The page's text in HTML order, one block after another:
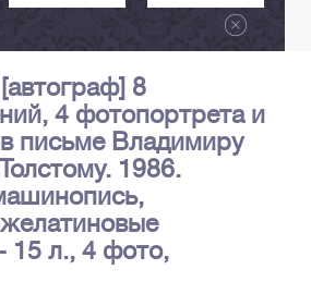
8
4 фотопортрета и
письме Владимиру
1986.
15 л., 4 фото,